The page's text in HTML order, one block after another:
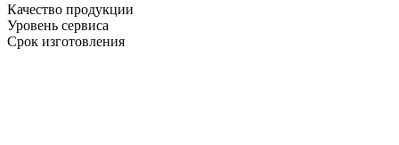
Качество продукции
Уровень сервиса
Срок изготовления